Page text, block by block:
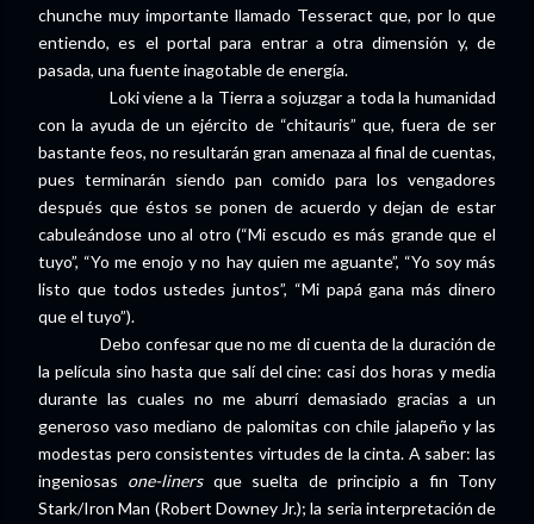
chunche muy importante llamado Tesseract que, por lo que
entiendo, es el portal para entrar a otra dimensión y, de
pasada, una fuente inagotable de energía.
Loki viene a la Tierra a sojuzgar a toda la humanidad
con la ayuda de un ejército de “chitauris” que, fuera de ser
bastante feos, no resultarán gran amenaza al final de cuentas,
pues terminarán siendo pan comido para los vengadores
después que éstos se ponen de acuerdo y dejan de estar
cabuleándose uno al otro (“Mi escudo es más grande que el
tuyo”, “Yo me enojo y no hay quien me aguante”, “Yo soy más
listo que todos ustedes juntos”, “Mi papá gana más dinero
que el tuyo”).
Debo confesar que no me di cuenta de la duración de
la película sino hasta que salí del cine: casi dos horas y media
durante las cuales no me aburrí demasiado gracias a un
generoso vaso mediano de palomitas con chile jalapeño y las
modestas pero consistentes virtudes de la cinta. A saber: las
ingeniosas one-linersque suelta de principio a fin Tony
Stark/Iron Man (Robert Downey Jr.); la seria interpretación de